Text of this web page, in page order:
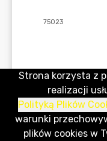
Strona korzysta z
realizacji
Polityką Plików
warunki
plików cookies w